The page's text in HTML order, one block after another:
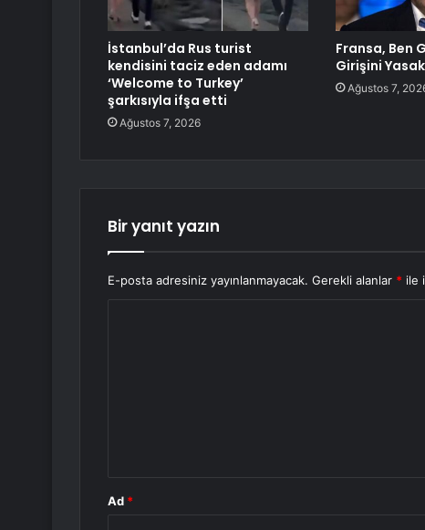
İstanbul’da Rus turist
kendisini taciz eden adamı
‘Welcome to Turkey’
şarkısıyla ifşa etti
Ağustos 7, 2026
Fransa, Ben
Girişini
Ağustos 7,
Bir yanıt yazın
E-posta adresiniz yayınlanmayacak. Gerekli alanlar * ile
Ad *